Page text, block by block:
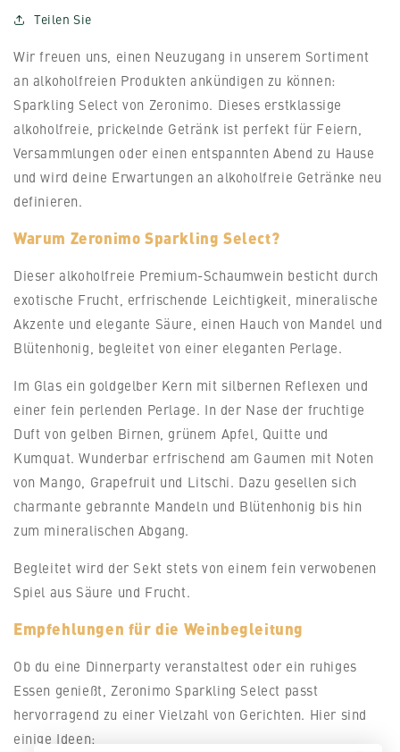
Teilen Sie
Wir freuen uns, einen Neuzugang in unserem Sortiment
an alkoholfreien Produkten ankündigen zu können:
Sparkling Select von Zeronimo. Dieses erstklassige
alkoholfreie, prickelnde Getränk ist perfekt für Feiern,
Versammlungen oder einen entspannten Abend zu Hause
und wird deine Erwartungen an alkoholfreie Getränke neu
definieren.
Warum Zeronimo Sparkling Select?
Dieser alkoholfreie Premium-Schaumwein besticht durch
exotische Frucht, erfrischende Leichtigkeit, mineralische
Akzente und elegante Säure, einen Hauch von Mandel und
Blütenhonig, begleitet von einer eleganten Perlage.
Im Glas ein goldgelber Kern mit silbernen Reflexen und
einer fein perlenden Perlage. In der Nase der fruchtige
Duft von gelben Birnen, grünem Apfel, Quitte und
Kumquat. Wunderbar erfrischend am Gaumen mit Noten
von Mango, Grapefruit und Litschi. Dazu gesellen sich
charmante gebrannte Mandeln und Blütenhonig bis hin
zum mineralischen Abgang.
Begleitet wird der Sekt stets von einem fein verwobenen
Spiel aus Säure und Frucht.
Empfehlungen für die Weinbegleitung
Ob du eine Dinnerparty veranstaltest oder ein ruhiges
Essen genießt, Zeronimo Sparkling Select passt
hervorragend zu einer Vielzahl von Gerichten. Hier sind
einige Ideen: